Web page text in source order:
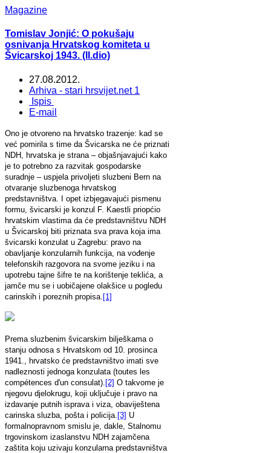
Magazine
Tomislav Jonjić: O pokušaju
osnivanja Hrvatskog komiteta u
Švicarskoj 1943. (II.dio)
27.08.2012.
Arhiva - stari hrsvijet.net 1
Ispis
E-mail
Ono je otvoreno na hrvatsko trazenje: kad se
već pomirila s time da Švicarska ne će priznati
NDH, hrvatska je strana – objašnjavajući kako
je to potrebno za razvitak gospodarske
suradnje – uspjela privoljeti sluzbeni Bern na
otvaranje sluzbenoga hrvatskog
predstavništva. I opet izbjegavajući pismenu
formu, švicarski je konzul F. Kaestli priopćio
hrvatskim vlastima da će predstavništvu NDH
u Švicarskoj biti priznata sva prava koja ima
švicarski konzulat u Zagrebu: pravo na
obavljanje konzularnih funkcija, na vođenje
telefonskih razgovora na svome jeziku i na
upotrebu tajne šifre te na korištenje teklića, a
jamče mu se i uobičajene olakšice u pogledu
carinskih i poreznih propisa. [1]
Prema sluzbenim švicarskim bilješkama o
stanju odnosa s Hrvatskom od 10. prosinca
1941., hrvatsko će predstavništvo imati sve
nadleznosti jednoga konzulata (toutes les
compétences d'un consulat). [2] O takvome je
njegovu djelokrugu, koji uključuje i pravo na
izdavanje putnih isprava i viza, obaviještena
carinska sluzba, pošta i policija. [3] U
formalnopravnom smislu je, dakle, Stalnomu
trgovinskom izaslanstvu NDH zajamčena
zaštita koju uzivaju konzularna predstavništva